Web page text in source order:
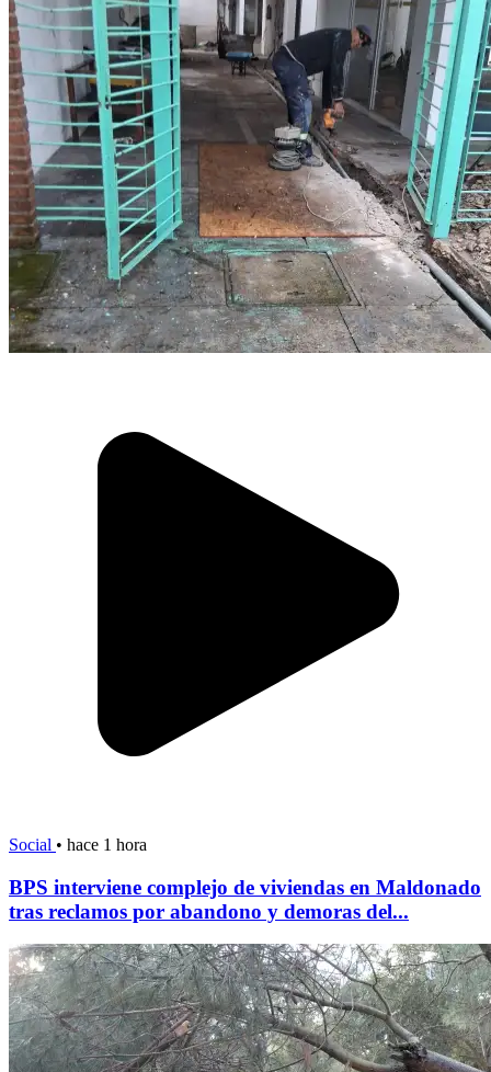
Social • hace 1 hora
BPS interviene complejo de viviendas en Maldonado
tras reclamos por abandono y demoras del...